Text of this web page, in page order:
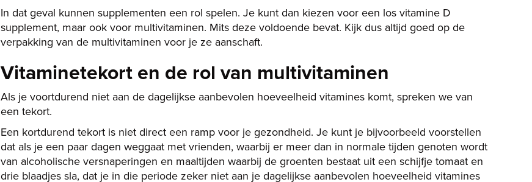
In dat geval kunnen supplementen een rol spelen. Je kunt dan kiezen voor een los vitamine D
supplement, maar ook voor multivitaminen. Mits deze voldoende bevat. Kijk dus altijd goed op de
verpakking van de multivitaminen voor je ze aanschaft.
Vitaminetekort en de rol van multivitaminen
Als je voortdurend niet aan de dagelijkse aanbevolen hoeveelheid vitamines komt, spreken we van
een tekort.
Een kortdurend tekort is niet direct een ramp voor je gezondheid. Je kunt je bijvoorbeeld voorstellen
dat als je een paar dagen weggaat met vrienden, waarbij er meer dan in normale tijden genoten wordt
van alcoholische versnaperingen en maaltijden waarbij de groenten bestaat uit een schijfje tomaat en
drie blaadjes sla, dat je in die periode zeker niet aan je dagelijkse aanbevolen hoeveelheid vitamines